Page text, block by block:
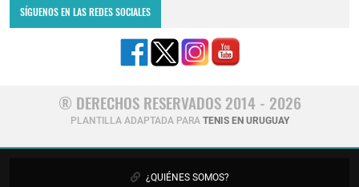
SÍGUENOS EN LAS REDES SOCIALES
® DERECHOS RESERVADOS 2014 - 2026
PLANTILLA ADAPTADA PARA TENIS EN URUGUAY
¿QUIÉNES SOMOS?